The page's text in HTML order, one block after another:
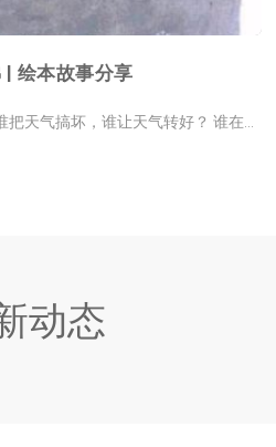
| 绘本故事分享
天气搞坏，谁让天气转好？ 谁在...
动态